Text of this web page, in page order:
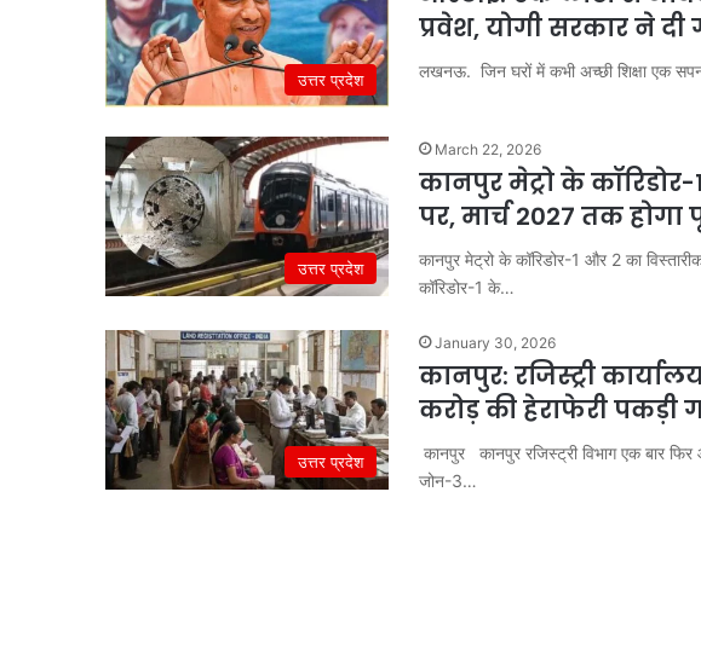
उत्तर प्रदेश
प्रवेश, योगी सरकार ने दी
लखनऊ. जिन घरों में कभी अच्छी शिक्षा एक
उत्तर प्रदेश
March 22, 2026
कानपुर मेट्रो के
पर, मार्च 2027 तक होगा
कानपुर मेट्रो के कॉरिडोर-1 और 2 का
कॉरिडोर-1 के…
उत्तर प्रदेश
January 30, 2026
कानपुर: रजिस्ट्री
करोड़ की हेराफेरी पकड़ी
कानपुर कानपुर रजिस्ट्री विभाग एक बार
जोन-3…